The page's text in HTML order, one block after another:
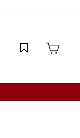
サイトを検索する